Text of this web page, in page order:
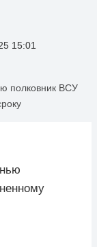
15:01
полковник ВСУ